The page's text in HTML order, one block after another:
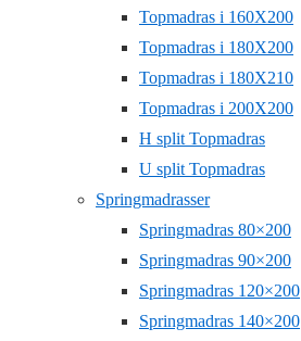
Topmadras i 160X200
Topmadras i 180X200
Topmadras i 180X210
Topmadras i 200X200
H split Topmadras
U split Topmadras
Springmadrasser
Springmadras 80×200
Springmadras 90×200
Springmadras 120×200
Springmadras 140×200